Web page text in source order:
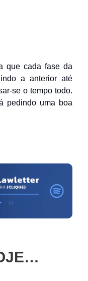
que cada fase da
a anterior até
se o tempo todo.
pedindo uma boa